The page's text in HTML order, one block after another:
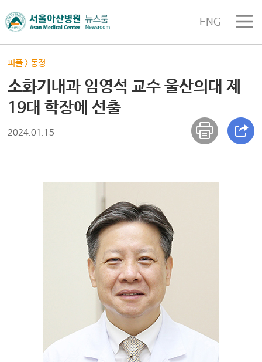
ENG
피플>동정
소화기내과 임영석 교수 울산의대 제
19대 학장에 선출
2024.01.15